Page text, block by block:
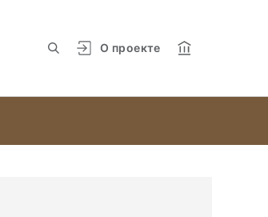
О проекте